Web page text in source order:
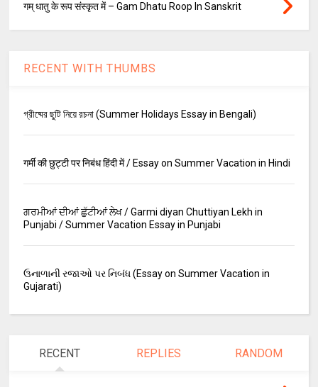
गम् धातु के रूप संस्कृत में – Gam Dhatu Roop In Sanskrit
RECENT WITH THUMBS
গ্রীষ্মের ছুটি নিয়ে রচনা (Summer Holidays Essay in Bengali)
गर्मी की छुट्टी पर निबंध हिंदी में / Essay on Summer Vacation in Hindi
ਗਰਮੀਆਂ ਦੀਆਂ ਛੁੱਟੀਆਂ ਲੇਖ / Garmi diyan Chuttiyan Lekh in
Punjabi / Summer Vacation Essay in Punjabi
ઉનાળાની રજાઓ પર નિબંધ (Essay on Summer Vacation in
Gujarati)
RECENT REPLIES RANDOM